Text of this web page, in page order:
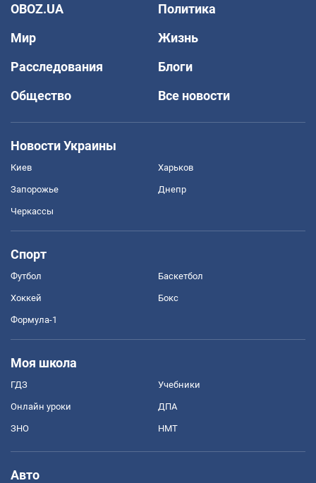
OBOZ.UA
Политика
Мир
Жизнь
Расследования
Блоги
Общество
Все новости
Новости Украины
Киев Харьков
Запорожье Днепр
Черкассы
Спорт
Футбол Баскетбол
Хоккей Бокс
Формула-1
Моя школа
ГДЗ Учебники
Онлайн уроки ДПА
ЗНО НМТ
Авто